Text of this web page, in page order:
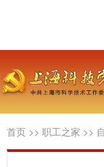
首页 >> 职工之家 >>